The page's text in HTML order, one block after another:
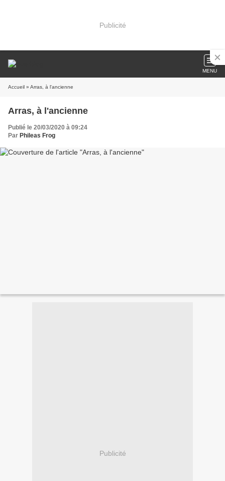
Publicité
MENU
Accueil » Arras, à l'ancienne
Arras, à l'ancienne
Publié le 20/03/2020 à 09:24
Par Phileas Frog
Publicité